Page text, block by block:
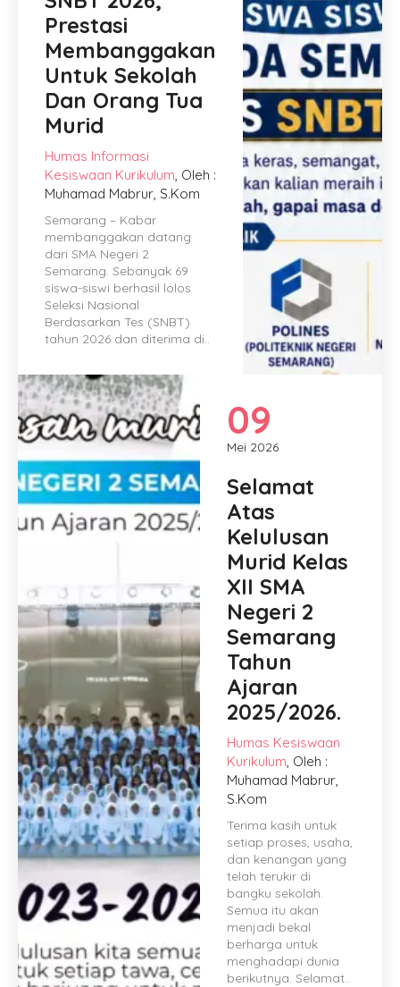
Prestasi
Membanggakan
Untuk Sekolah
Dan Orang Tua
Murid
Humas Informasi
Kesiswaan Kurikulum, Oleh :
Muhamad Mabrur, S.Kom
Semarang – Kabar
membanggakan datang
dari SMA Negeri 2
Semarang. Sebanyak 69
siswa-siswi berhasil lolos
Seleksi Nasional
Berdasarkan Tes (SNBT)
tahun 2026 dan diterima di..
09
Mei 2026
Selamat
Atas
Kelulusan
Murid Kelas
XII SMA
Negeri 2
Semarang
Tahun
Ajaran
2025/2026.
Humas Kesiswaan
Kurikulum, Oleh :
Muhamad Mabrur,
S.Kom
Terima kasih untuk
setiap proses, usaha,
dan kenangan yang
telah terukir di
bangku sekolah.
Semua itu akan
menjadi bekal
berharga untuk
menghadapi dunia
berikutnya. Selamat..